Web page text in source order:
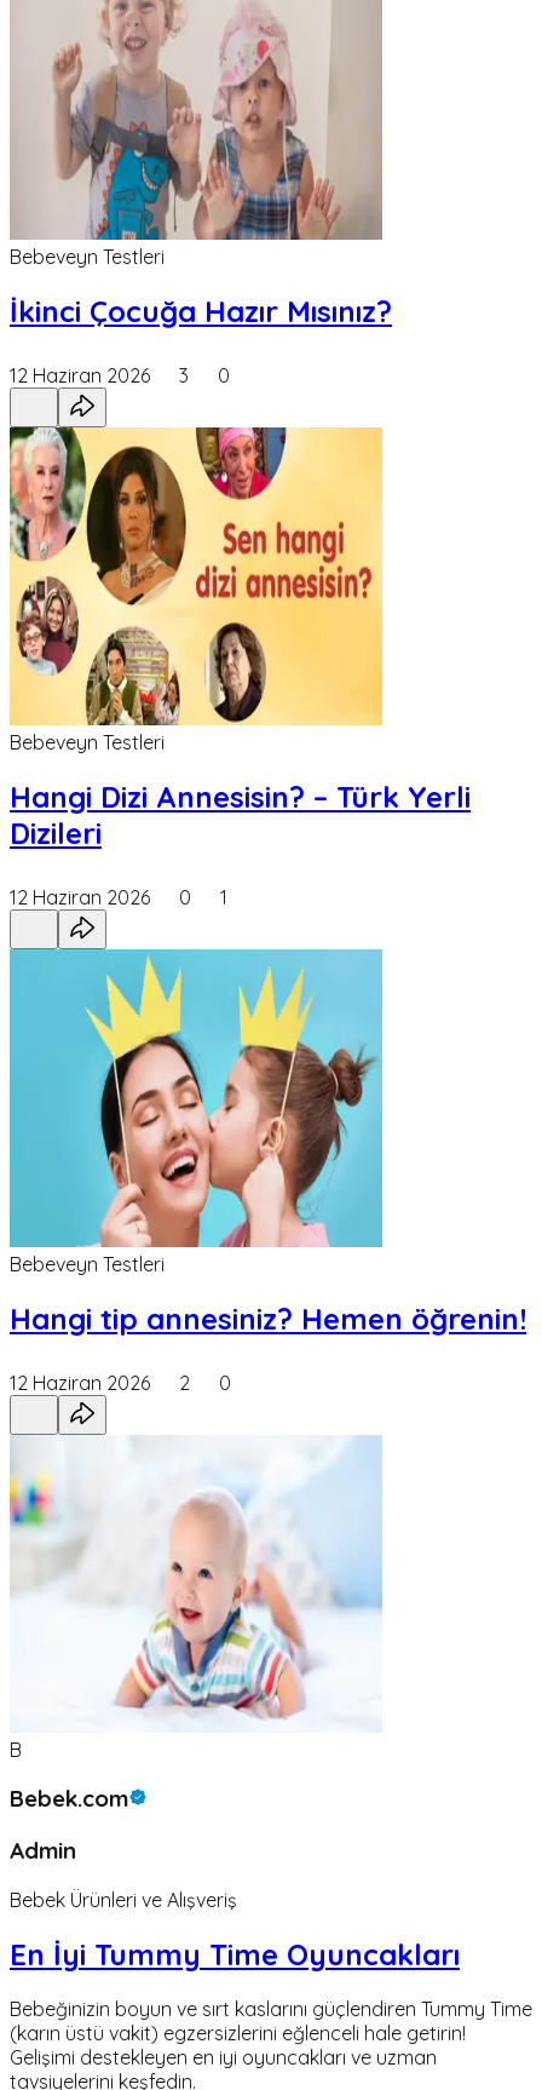
Bebeveyn Testleri
İkinci Çocuğa Hazır Mısınız?
12 Haziran 2026 3 0
Bebeveyn Testleri
Hangi Dizi Annesisin? – Türk Yerli
Dizileri
12 Haziran 2026 0 1
Bebeveyn Testleri
Hangi tip annesiniz? Hemen öğrenin!
12 Haziran 2026 2 0
B
Bebek.com
Admin
Bebek Ürünleri ve Alışveriş
En İyi Tummy Time Oyuncakları
Bebeğinizin boyun ve sırt kaslarını güçlendiren Tummy Time
(karın üstü vakit) egzersizlerini eğlenceli hale getirin!
Gelişimi destekleyen en iyi oyuncakları ve uzman
tavsiyelerini keşfedin.